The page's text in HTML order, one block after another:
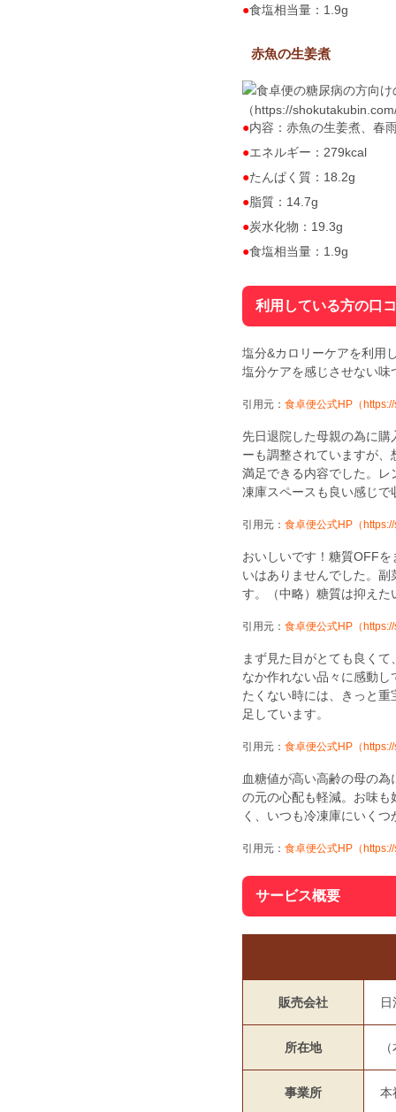
食塩相当量：1.9g
赤魚の生姜煮
（https://
内容：赤魚の生姜煮、春
エネルギー：279kcal
たんぱく質：18.2g
脂質：14.7g
炭水化物：19.3g
食塩相当量：1.9g
利用している方の口
塩分&カロリーケアを利用
塩分ケアを感じさせない
引用元： 食卓便公式HP（
先日退院した母親の為に
ーも調整されていますが
満足できる内容でした。
凍庫スペースも良い感じで
引用元： 食卓便公式HP（
おいしいです！糖質OFF
いはありませんでした。
す。（中略）糖質は抑え
引用元： 食卓便公式HP（
まず見た目がとても良く
なか作れない品々に感動
たくない時には、きっと
足しています。
引用元： 食卓便公式HP（
血糖値が高い高齢の母の
の元の心配も軽減。お味
く、いつも冷凍庫にいく
引用元： 食卓便公式HP（
サービス概要
販売会社
所在地
事業所 本